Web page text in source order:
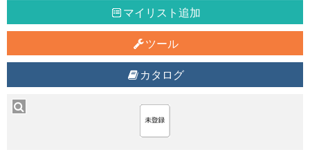
マイリスト追加
ツール
カタログ